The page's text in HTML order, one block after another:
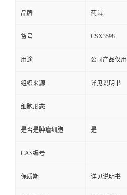
品牌 莼试
货号 CSX3598
用途 公司产品仅
组织来源 详见说明书
细胞形态
是否是肿瘤细胞 是
CAS编号
保质期 详见说明书